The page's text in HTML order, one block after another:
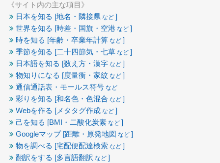
《サイト内の主な項目》
日本を知る [地名・隣接県 など ]
世界を知る [時差・国旗・空港 など ]
時を知る [年齢・卒業年計算 など ]
季節を知る [二十四節気・七草 など ]
日本語を知る [数え方・漢字 など ]
物知りになる [度量衡・家紋 など ]
通信通話表・モールス符号 など
彩りを知る [和名色・色混合 など ]
Webを作る [メタタグ作成 など ]
己を知る [BMI・二酸化炭素 など ]
Googleマップ [距離・原発地図 など ]
物を調べる [宅配便配達検索 など ]
翻訳をする [多言語翻訳 など ]